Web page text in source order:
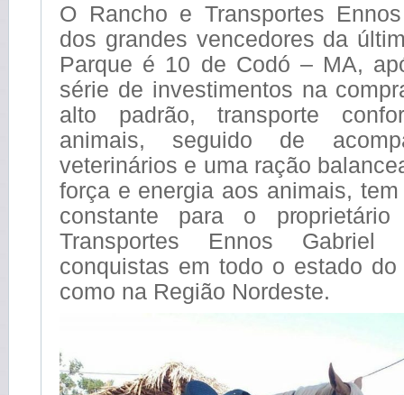
O Rancho e Transportes
dos grandes vencedores da
Parque é 10 de Codó – MA,
série de investimentos na
alto padrão, transporte
animais, seguido de
veterinários e uma ração
força e energia aos animais,
constante para o
Transportes Ennos Gabriel
conquistas em todo o estado do
como na Região Nordeste.